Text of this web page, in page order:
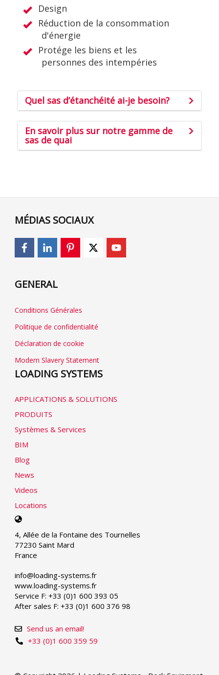
Design
Réduction de la consommation
d'énergie
Protége les biens et les
personnes des intempéries
Quel sas d’étanchéité ai-je besoin?
En savoir plus sur notre gamme de
sas de quai
MÉDIAS SOCIAUX
GENERAL
Conditions Générales
Politique de confidentialité
Déclaration de cookie
Modern Slavery Statement
LOADING SYSTEMS
APPLICATIONS & SOLUTIONS
PRODUITS
Systèmes & Services
BIM
Blog
News
Videos
Locations
Select
language
4, Allée de la Fontaine des Tournelles
77230 Saint Mard
France
info@loading-systems.fr
www.loading-systems.fr
Service F: +33 (0)1 600 393 05
After sales F: +33 (0)1 600 376 98
+33 (0)1 600 359 59
Send us an email!